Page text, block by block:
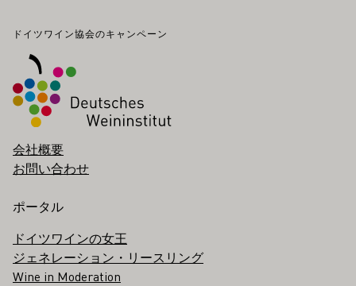
フッター
ドイツワイン協会のキャンペーン
会社概要
お問い合わせ
ポータル
ドイツワインの女王
ジェネレーション・リースリング
Wine in Moderation